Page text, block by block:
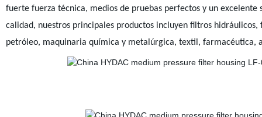
fuerte fuerza técnica, medios de pruebas perfectos y un
calidad, nuestros principales productos incluyen filtros
petróleo, maquinaria química y metalúrgica, textil, farmacéutica,